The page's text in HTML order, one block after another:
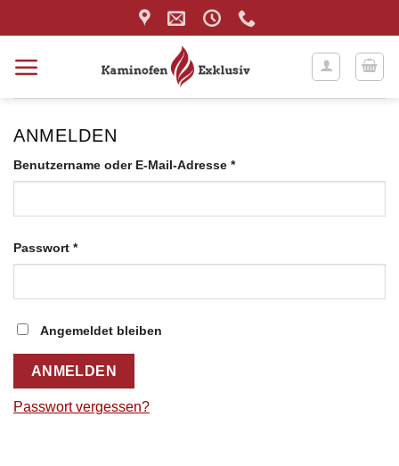
Inhalt
ANMELDEN
Benutzername oder E-Mail-Adresse *Erforderlich
Passwort *Erforderlich
Angemeldet bleiben
ANMELDEN
Passwort vergessen?